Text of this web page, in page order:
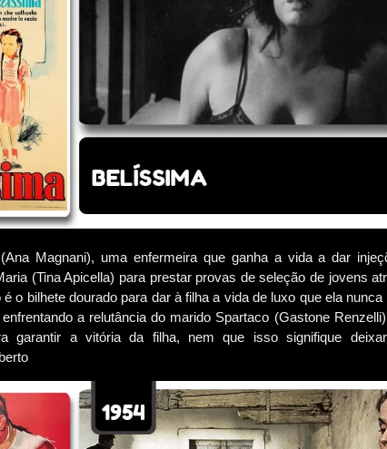
Magnani), uma enfermeira que ganha a vida a dar
(Tina Apicella) para prestar provas de seleção de jovens
o bilhete dourado para dar à filha a vida de luxo que ela nunca
a relutância do marido Spartaco (Gastone
garantir a vitória da filha, nem que isso signifique